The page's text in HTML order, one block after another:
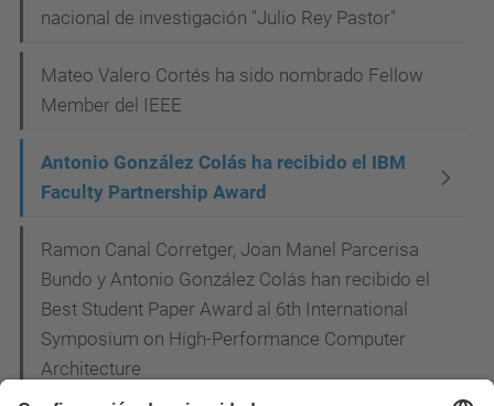
nacional de investigación "Julio Rey Pastor"
Mateo Valero Cortés ha sido nombrado Fellow
Member del IEEE
Antonio González Colás ha recibido el IBM
Faculty Partnership Award
Ramon Canal Corretger, Joan Manel Parcerisa
Bundo y Antonio González Colás han recibido el
Best Student Paper Award al 6th International
Symposium on High-Performance Computer
Architecture